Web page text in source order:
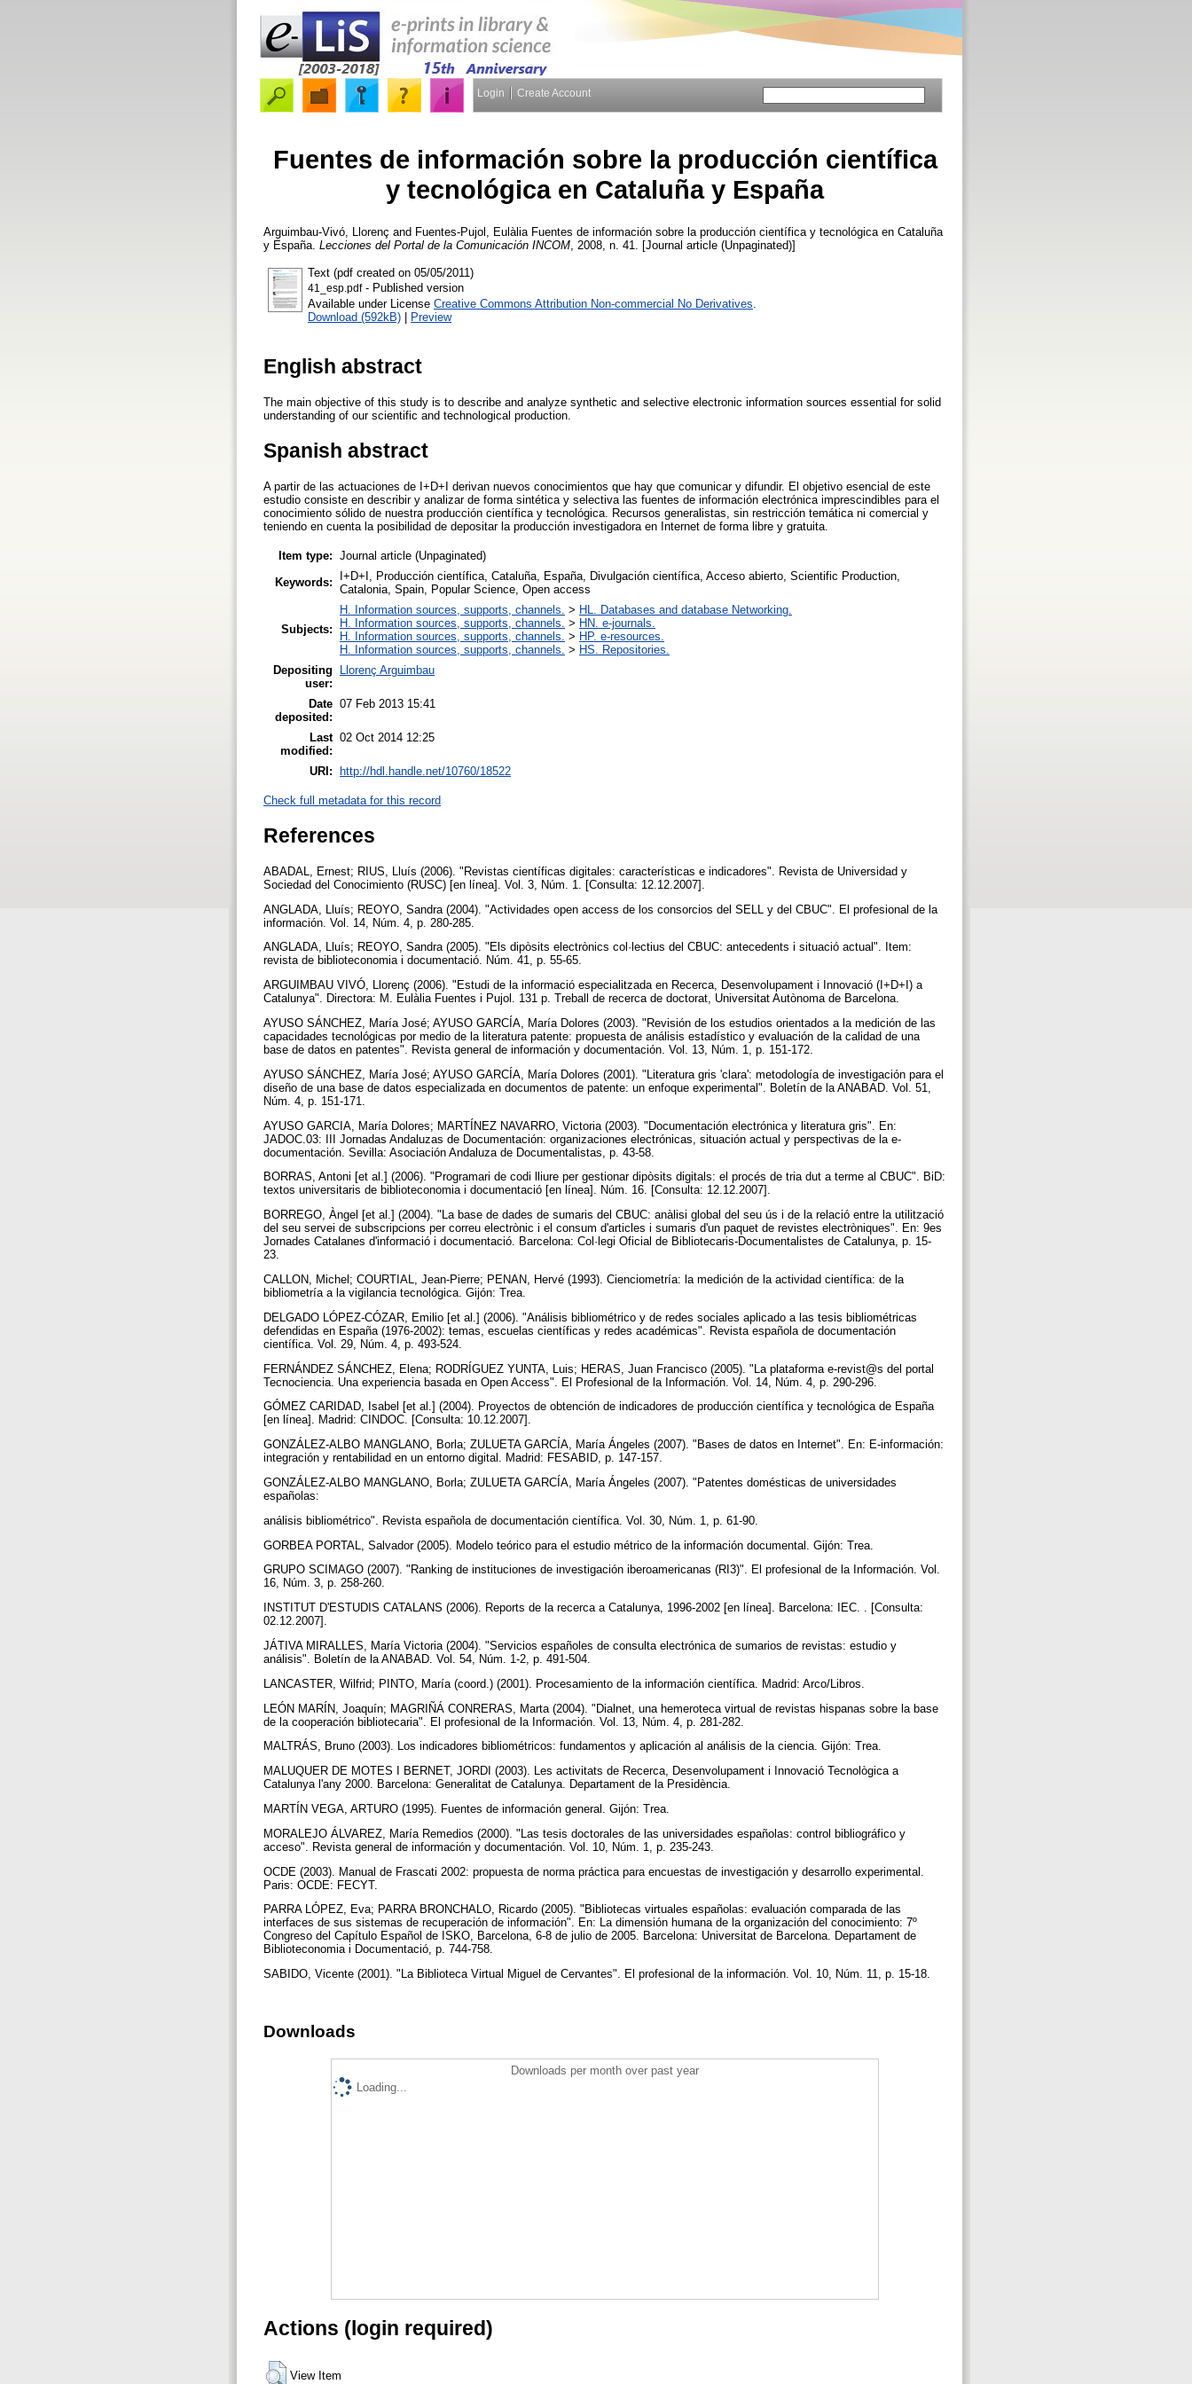
Login Create Account
Fuentes de información sobre la producción científica
y tecnológica en Cataluña y España
Arguimbau-Vivó, Llorenç and Fuentes-Pujol, Eulàlia Fuentes de información sobre la producción científica y tecnológica en Cataluña
y España. Lecciones del Portal de la Comunicación INCOM , 2008, n. 41. [Journal article (Unpaginated)]
Text (pdf created on 05/05/2011)
41_esp.pdf- Published version
Available under License Creative Commons Attribution Non-commercial No Derivatives
Download (592kB) | Preview
English abstract
The main objective of this study is to describe and analyze synthetic and selective electronic information sources essential for solid
understanding of our scientific and technological production.
Spanish abstract
A partir de las actuaciones de I+D+I derivan nuevos conocimientos que hay que comunicar y difundir. El objetivo esencial de este
estudio consiste en describir y analizar de forma sintética y selectiva las fuentes de información electrónica imprescindibles para el
conocimiento sólido de nuestra producción científica y tecnológica. Recursos generalistas, sin restricción temática ni comercial y
teniendo en cuenta la posibilidad de depositar la producción investigadora en Internet de forma libre y gratuita.
Item type: Journal article (Unpaginated)
Keywords:
I+D+I, Producción científica, Cataluña, España, Divulgación científica, Acceso abierto, Scientific Production,
Catalonia, Spain, Popular Science, Open access
Subjects:
H. Information sources, supports, channels. > HL. Databases and database Networking.
H. Information sources, supports, channels. > HN. e-journals.
H. Information sources, supports, channels. > HP. e-resources.
H. Information sources, supports, channels. > HS. Repositories.
Depositing
user:
Llorenç Arguimbau
Date
deposited:
07 Feb 2013 15:41
Last
modified:
02 Oct 2014 12:25
URI: http://hdl.handle.net/10760/18522
Check full metadata for this record
References
ABADAL, Ernest; RIUS, Lluís (2006). "Revistas científicas digitales: características e indicadores". Revista de Universidad y
Sociedad del Conocimiento (RUSC) [en línea]. Vol. 3, Núm. 1. [Consulta: 12.12.2007].
ANGLADA, Lluís; REOYO, Sandra (2004). "Actividades open access de los consorcios del SELL y del CBUC". El profesional de la
información. Vol. 14, Núm. 4, p. 280-285.
ANGLADA, Lluís; REOYO, Sandra (2005). "Els dipòsits electrònics col·lectius del CBUC: antecedents i situació actual". Item:
revista de biblioteconomia i documentació. Núm. 41, p. 55-65.
ARGUIMBAU VIVÓ, Llorenç (2006). "Estudi de la informació especialitzada en Recerca, Desenvolupament i Innovació (I+D+I) a
Catalunya". Directora: M. Eulàlia Fuentes i Pujol. 131 p. Treball de recerca de doctorat, Universitat Autònoma de Barcelona.
AYUSO SÁNCHEZ, María José; AYUSO GARCÍA, María Dolores (2003). "Revisión de los estudios orientados a la medición de las
capacidades tecnológicas por medio de la literatura patente: propuesta de análisis estadístico y evaluación de la calidad de una
base de datos en patentes". Revista general de información y documentación. Vol. 13, Núm. 1, p. 151-172.
AYUSO SÁNCHEZ, María José; AYUSO GARCÍA, María Dolores (2001). "Literatura gris 'clara': metodología de investigación para el
diseño de una base de datos especializada en documentos de patente: un enfoque experimental". Boletín de la ANABAD. Vol. 51,
Núm. 4, p. 151-171.
AYUSO GARCIA, María Dolores; MARTÍNEZ NAVARRO, Victoria (2003). "Documentación electrónica y literatura gris". En:
JADOC.03: III Jornadas Andaluzas de Documentación: organizaciones electrónicas, situación actual y perspectivas de la e-
documentación. Sevilla: Asociación Andaluza de Documentalistas, p. 43-58.
BORRAS, Antoni [et al.] (2006). "Programari de codi lliure per gestionar dipòsits digitals: el procés de tria dut a terme al CBUC". BiD:
textos universitaris de biblioteconomia i documentació [en línea]. Núm. 16. [Consulta: 12.12.2007].
BORREGO, Àngel [et al.] (2004). "La base de dades de sumaris del CBUC: anàlisi global del seu ús i de la relació entre la utilització
del seu servei de subscripcions per correu electrònic i el consum d'articles i sumaris d'un paquet de revistes electròniques". En: 9es
Jornades Catalanes d'informació i documentació. Barcelona: Col·legi Oficial de Bibliotecaris-Documentalistes de Catalunya, p. 15-
23.
CALLON, Michel; COURTIAL, Jean-Pierre; PENAN, Hervé (1993). Cienciometría: la medición de la actividad científica: de la
bibliometría a la vigilancia tecnológica. Gijón: Trea.
DELGADO LÓPEZ-CÓZAR, Emilio [et al.] (2006). "Análisis bibliométrico y de redes sociales aplicado a las tesis bibliométricas
defendidas en España (1976-2002): temas, escuelas científicas y redes académicas". Revista española de documentación
científica. Vol. 29, Núm. 4, p. 493-524.
FERNÁNDEZ SÁNCHEZ, Elena; RODRÍGUEZ YUNTA, Luis; HERAS, Juan Francisco (2005). "La plataforma e-revist@s del portal
Tecnociencia. Una experiencia basada en Open Access". El Profesional de la Información. Vol. 14, Núm. 4, p. 290-296.
GÓMEZ CARIDAD, Isabel [et al.] (2004). Proyectos de obtención de indicadores de producción científica y tecnológica de España
[en línea]. Madrid: CINDOC. [Consulta: 10.12.2007].
GONZÁLEZ-ALBO MANGLANO, Borla; ZULUETA GARCÍA, María Ángeles (2007). "Bases de datos en Internet". En: E-información:
integración y rentabilidad en un entorno digital. Madrid: FESABID, p. 147-157.
GONZÁLEZ-ALBO MANGLANO, Borla; ZULUETA GARCÍA, María Ángeles (2007). "Patentes domésticas de universidades
españolas:
análisis bibliométrico". Revista española de documentación científica. Vol. 30, Núm. 1, p. 61-90.
GORBEA PORTAL, Salvador (2005). Modelo teórico para el estudio métrico de la información documental. Gijón: Trea.
GRUPO SCIMAGO (2007). "Ranking de instituciones de investigación iberoamericanas (RI3)". El profesional de la Información. Vol.
16, Núm. 3, p. 258-260.
INSTITUT D'ESTUDIS CATALANS (2006). Reports de la recerca a Catalunya, 1996-2002 [en línea]. Barcelona: IEC. . [Consulta:
02.12.2007].
JÁTIVA MIRALLES, María Victoria (2004). "Servicios españoles de consulta electrónica de sumarios de revistas: estudio y
análisis". Boletín de la ANABAD. Vol. 54, Núm. 1-2, p. 491-504.
LANCASTER, Wilfrid; PINTO, María (coord.) (2001). Procesamiento de la información científica. Madrid: Arco/Libros.
LEÓN MARÍN, Joaquín; MAGRIÑÁ CONRERAS, Marta (2004). "Dialnet, una hemeroteca virtual de revistas hispanas sobre la base
de la cooperación bibliotecaria". El profesional de la Información. Vol. 13, Núm. 4, p. 281-282.
MALTRÁS, Bruno (2003). Los indicadores bibliométricos: fundamentos y aplicación al análisis de la ciencia. Gijón: Trea.
MALUQUER DE MOTES I BERNET, JORDI (2003). Les activitats de Recerca, Desenvolupament i Innovació Tecnològica a
Catalunya l'any 2000. Barcelona: Generalitat de Catalunya. Departament de la Presidència.
MARTÍN VEGA, ARTURO (1995). Fuentes de información general. Gijón: Trea.
MORALEJO ÁLVAREZ, María Remedios (2000). "Las tesis doctorales de las universidades españolas: control bibliográfico y
acceso". Revista general de información y documentación. Vol. 10, Núm. 1, p. 235-243.
OCDE (2003). Manual de Frascati 2002: propuesta de norma práctica para encuestas de investigación y desarrollo experimental.
Paris: OCDE: FECYT.
PARRA LÓPEZ, Eva; PARRA BRONCHALO, Ricardo (2005). "Bibliotecas virtuales españolas: evaluación comparada de las
interfaces de sus sistemas de recuperación de información". En: La dimensión humana de la organización del conocimiento: 7º
Congreso del Capítulo Español de ISKO, Barcelona, 6-8 de julio de 2005. Barcelona: Universitat de Barcelona. Departament de
Biblioteconomia i Documentació, p. 744-758.
SABIDO, Vicente (2001). "La Biblioteca Virtual Miguel de Cervantes". El profesional de la información. Vol. 10, Núm. 11, p. 15-18.
Downloads
Downloads per month over past year
Loading...
Actions (login required)
View Item